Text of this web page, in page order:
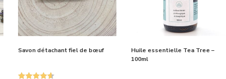
Savon détachant fiel de bœuf
Huile essentielle Tea Tree –
100ml